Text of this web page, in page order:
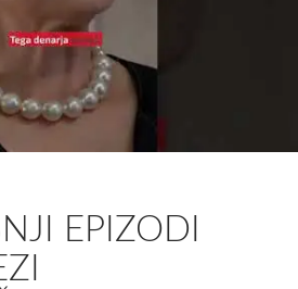
EPIZODI